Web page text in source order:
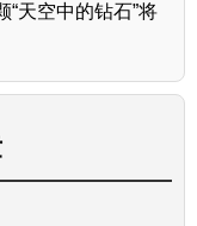
天空中的钻石”将